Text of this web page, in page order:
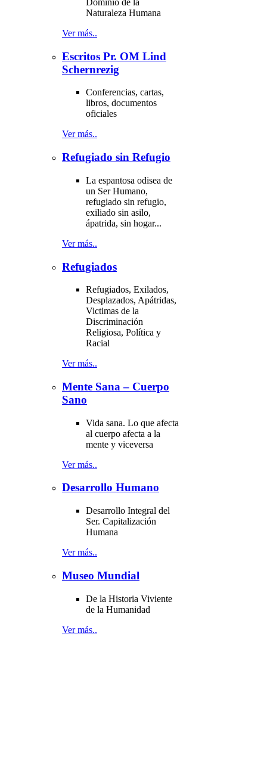
Dominio de la
Naturaleza Humana
Ver más..
Escritos Pr. OM Lind
Schernrezig
Conferencias, cartas,
libros, documentos
oficiales
Ver más..
Refugiado sin Refugio
La espantosa odisea de
un Ser Humano,
refugiado sin refugio,
exiliado sin asilo,
ápatrida, sin hogar...
Ver más..
Refugiados
Refugiados, Exilados,
Desplazados, Apátridas,
Victimas de la
Discriminación
Religiosa, Política y
Racial
Ver más..
Mente Sana – Cuerpo
Sano
Vida sana. Lo que afecta
al cuerpo afecta a la
mente y viceversa
Ver más..
Desarrollo Humano
Desarrollo Integral del
Ser. Capitalización
Humana
Ver más..
Museo Mundial
De la Historia Viviente
de la Humanidad
Ver más..